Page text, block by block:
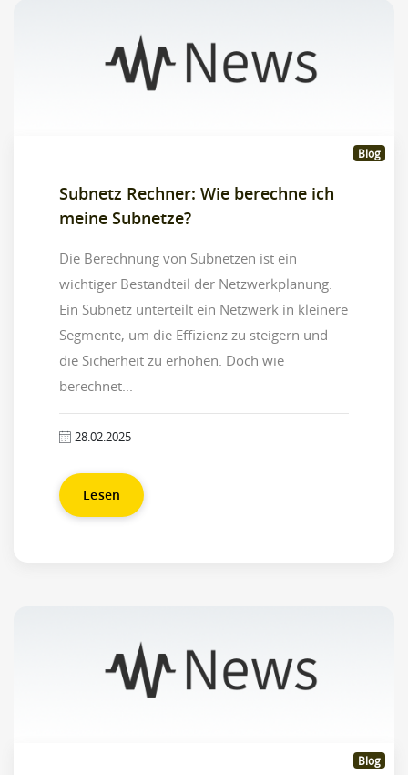
Blog
Subnetz Rechner: Wie berechne ich
meine Subnetze?
Die Berechnung von Subnetzen ist ein
wichtiger Bestandteil der Netzwerkplanung.
Ein Subnetz unterteilt ein Netzwerk in kleinere
Segmente, um die Effizienz zu steigern und
die Sicherheit zu erhöhen. Doch wie
berechnet...
28.02.2025
Lesen
Blog